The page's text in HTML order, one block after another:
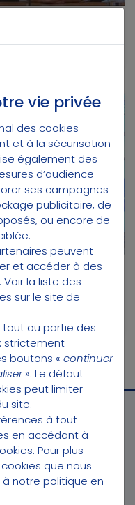
vers PER
Préfon Retraite
sur son
vie privée
des cookies
et à la sécurisation
également des
d’audience
ses campagnes
publicitaire, de
ou encore de
peuvent
et accéder à des
Voir la liste des
sur le site de
ou partie des
strictement
boutons « continuer
». Le défaut
peut limiter
site.
à tout
en accédant à
. Pour plus
que nous
à notre politique en